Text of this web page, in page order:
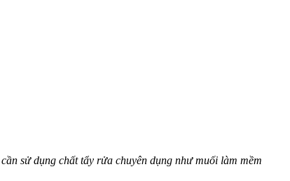
sử dụng chất tẩy rửa chuyên dụng như muối làm mềm